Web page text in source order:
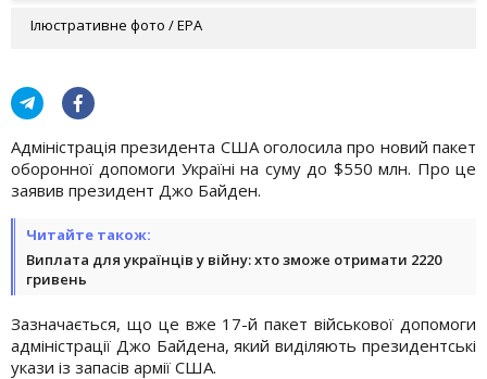
Ілюстративне фото / EPA
Адміністрація президента США оголосила про новий пакет
оборонної допомоги Україні на суму до $550 млн. Про це
заявив президент Джо Байден.
Читайте також:
Виплата для українців у війну: хто зможе отримати 2220
гривень
Зазначається, що це вже 17-й пакет військової допомоги
адміністрації Джо Байдена, який виділяють президентські
укази із запасів армії США.